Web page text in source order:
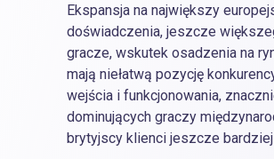
Ekspansja na największy
doświadczenia, jeszcze
gracze, wskutek osadzenia na
mają niełatwą pozycję
wejścia i funkcjonowania,
dominujących graczy
brytyjscy klienci jeszcze